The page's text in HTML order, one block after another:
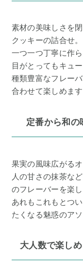
素材の美味しさを
クッキーの詰合せ。
一つ一つ丁寧に作
目がとってもキュー
種類豊富なフレー
合わせて楽しめます
定番から和の
果実の風味広がる
人の甘さの抹茶な
のフレーバーを楽し
あれもこれもとつ
たくなる魅惑のアソ
大人数で楽し